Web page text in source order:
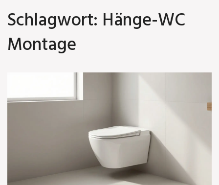
Schlagwort: Hänge-WC
Montage